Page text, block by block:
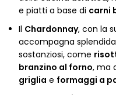
e piatti a base di carni
Il Chardonnay, con la
accompagna
sostanziosi, come
branzino al forno, ma
griglia e formaggi a